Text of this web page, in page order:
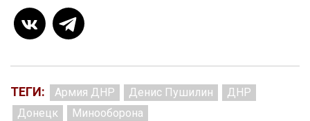
ТЕГИ: Армия ДНР Денис Пушилин
ДНР
Донецк
Минооборона